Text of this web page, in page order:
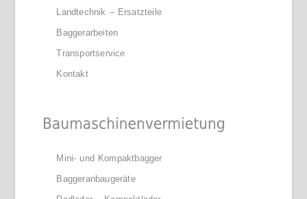
Landtechnik – Ersatzteile
Baggerarbeiten
Transportservice
Kontakt
Mini- und Kompaktbagger
Baggeranbaugeräte